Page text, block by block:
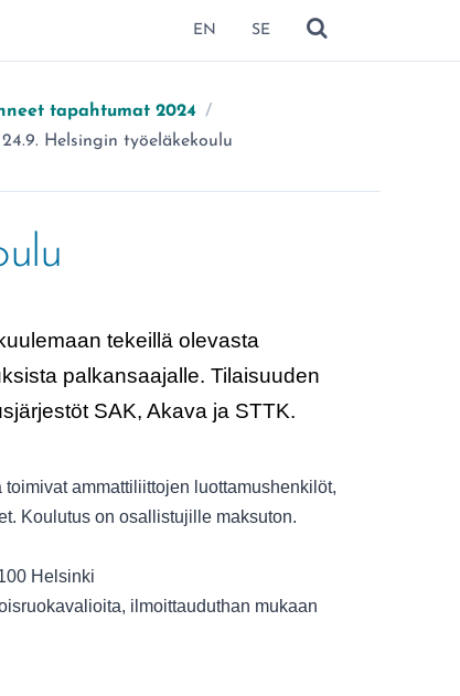
EN SE
NÄYTÄ HAKU
tapahtumat 2024 /
Olet täällä:
24.9. Helsingin työeläkekoulu
tekeillä olevasta
palkansaajalle. Tilaisuuden
SAK, Akava ja STTK.
ammattiliittojen luottamushenkilöt,
Koulutus on osallistujille maksuton.
Helsinki
ilmoittauduthan mukaan